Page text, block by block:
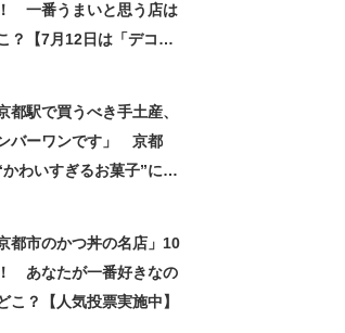
一番うまいと思う店は
？【7月12日は「デコレ
京都駅で買うべき手土産、
バーワンです」 京都
かわいすぎるお菓子”に反
京都市のかつ丼の名店」10
あなたが一番好きなの
こ？【人気投票実施中】